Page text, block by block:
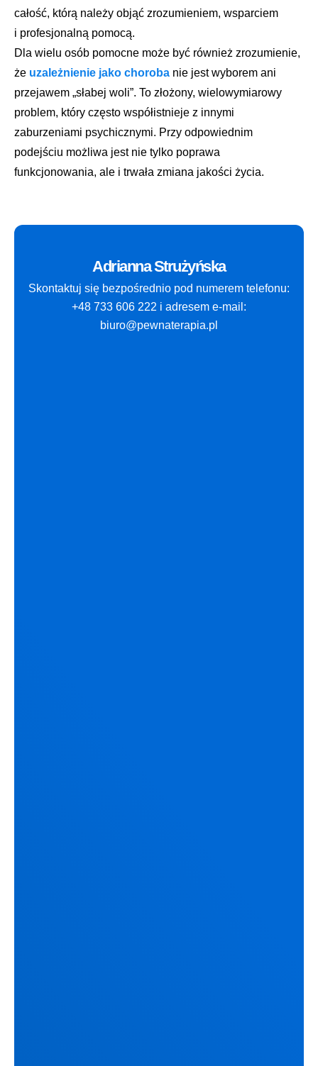
całość, którą należy objąć zrozumieniem, wsparciem
i profesjonalną pomocą.
Dla wielu osób pomocne może być również zrozumienie,
że uzależnienie jako choroba nie jest wyborem ani
przejawem „słabej woli”. To złożony, wielowymiarowy
problem, który często współistnieje z innymi
zaburzeniami psychicznymi. Przy odpowiednim
podejściu możliwa jest nie tylko poprawa
funkcjonowania, ale i trwała zmiana jakości życia.
Adrianna Strużyńska
Skontaktuj się bezpośrednio pod numerem telefonu:
+48 733 606 222 i adresem e-mail:
biuro@pewnaterapia.pl